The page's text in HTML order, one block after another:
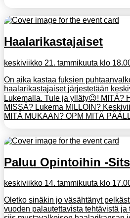
Haalarikastajaiset
keskiviikko 21. tammikuuta klo
On aika kastaa fuksien
haalarikastajaiset järjestetään
Lukemalla. Tule ja ylläty😉! MITÄ?
MISSÄ? Lukema MILLOIN?
MITÄ MUKAAN? OPM MITÄ
Paluu Opintoihin -
keskiviikko 14. tammikuuta klo
Oletko sinäkin jo väsähtänyt
vuoden palautettavista tehtävistä ja